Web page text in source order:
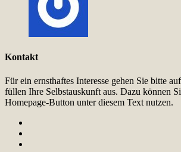
Kontakt
Für ein ernsthaftes Interesse gehen Sie bitte
füllen Ihre Selbstauskunft aus. Dazu können
Homepage-Button unter diesem Text nutzen.